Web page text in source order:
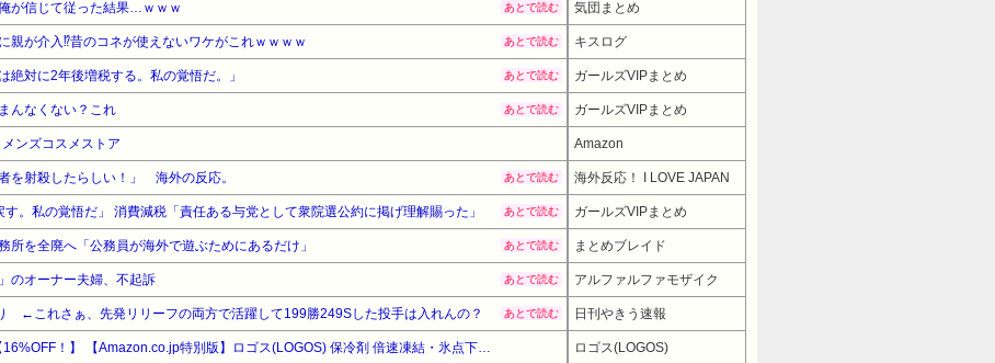
が信じて従った結果…ｗｗｗ あとで読む 気団まとめ
親が介入⁉昔のコネが使えないワケがこれｗｗｗｗ あとで読む キスログ
絶対に2年後増税する。私の覚悟だ。」 あとで読む ガールズVIPまとめ
んなくない？これ あとで読む ガールズVIPまとめ
ンズコスメストア Amazon
を射殺したらしい！」 海外の反応。 あとで読む 海外反応！ I LOVE JAPAN
。私の覚悟だ」 消費減税「責任ある与党として衆院選公約に掲げ理解賜った」 あとで読む ガールズVIPまとめ
所を全廃へ「公務員が海外で遊ぶためにあるだけ」 あとで読む まとめブレイド
のオーナー夫婦、不起訴 あとで読む アルファルファモザイク
←これさぁ、先発リリーフの両方で活躍して199勝249Sした投手は入れんの？ あとで読む 日刊やきう速報
【暮らし応援サマーSale】【16%OFF！】 【Amazon.co.jp特別版】ロゴス(LOGOS) 保冷剤 倍速凍結・氷点下パックM・2個パック 長時間 防災 日本製 ロゴス(LOGOS)